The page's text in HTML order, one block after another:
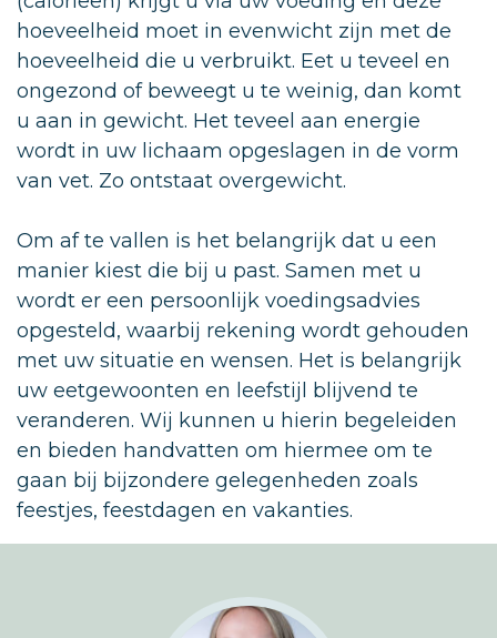
hoeveelheid moet in evenwicht zijn met de
hoeveelheid die u verbruikt. Eet u teveel en
ongezond of beweegt u te weinig, dan komt
u aan in gewicht. Het teveel aan energie
wordt in uw lichaam opgeslagen in de vorm
van vet. Zo ontstaat overgewicht.
Om af te vallen is het belangrijk dat u een
manier kiest die bij u past. Samen met u
wordt er een persoonlijk voedingsadvies
opgesteld, waarbij rekening wordt gehouden
met uw situatie en wensen. Het is belangrijk
uw eetgewoonten en leefstijl blijvend te
veranderen. Wij kunnen u hierin begeleiden
en bieden handvatten om hiermee om te
gaan bij bijzondere gelegenheden zoals
feestjes, feestdagen en vakanties.